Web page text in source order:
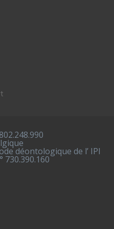
déontologique de l’ IPI